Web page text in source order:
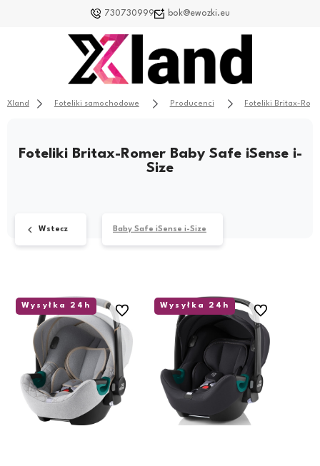
730730999 bok@ewozki.eu
Xland Foteliki samochodowe Producenci Foteliki Britax-
Foteliki Britax-Romer Baby Safe iSense i-
Size
Wstecz Baby Safe iSense i-Size
Wysyłka 24h
Do ulubionych
Wysyłka 24h
Do ulubionych